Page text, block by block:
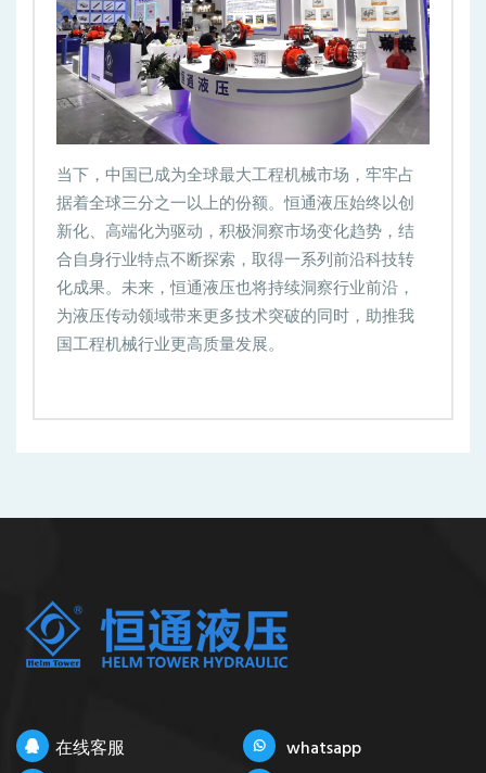
当下，中国已成为全球最大工程机械市场，牢牢占
据着全球三分之一以上的份额。恒通液压始终以创
新化、高端化为驱动，积极洞察市场变化趋势，结
合自身行业特点不断探索，取得一系列前沿科技转
化成果。未来，恒通液压也将持续洞察行业前沿，
为液压传动领域带来更多技术突破的同时，助推我
国工程机械行业更高质量发展。
在线客服
whatsapp